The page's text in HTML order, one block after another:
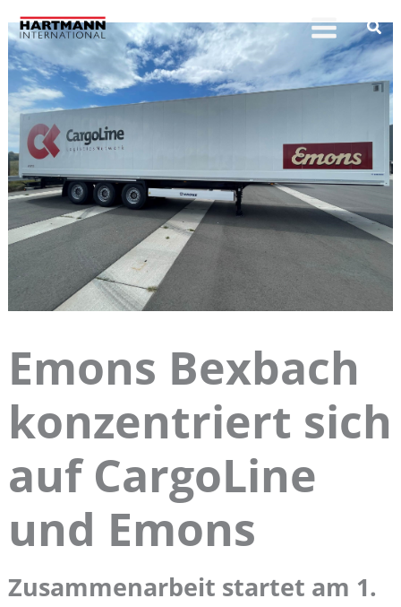
Zum
Inhalt
springen
Emons Bexbach
konzentriert sich
auf CargoLine
und Emons
Zusammenarbeit startet am 1.